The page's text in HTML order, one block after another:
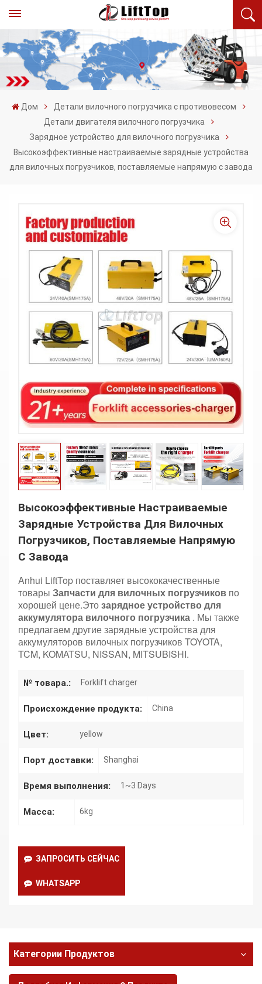
Дом
Детали вилочного погрузчика с противовесом
Детали двигателя вилочного погрузчика
Зарядное устройство для вилочного погрузчика
Высокоэффективные настраиваемые зарядные устройства
для вилочных погрузчиков, поставляемые напрямую с завода
Высокоэффективные Настраиваемые
Зарядные Устройства Для Вилочных
Погрузчиков, Поставляемые Напрямую
С Завода
Anhui LiftTop поставляет высококачественные
товары Запчасти для вилочных погрузчиков по
хорошей цене.Этозарядное устройство для
аккумулятора вилочного погрузчика . Мы также
предлагаем другие зарядные устройства для
аккумуляторов вилочных погрузчиков TOYOTA,
TCM, KOMATSU, NISSAN, MITSUBISHI.
№ товара.: Forklift charger
Происхождение продукта: China
Цвет: yellow
Порт доставки: Shanghai
Время выполнения: 1~3 Days
Масса: 6kg
ЗАПРОСИТЬ СЕЙЧАС
WHATSAPP
Категории Продуктов